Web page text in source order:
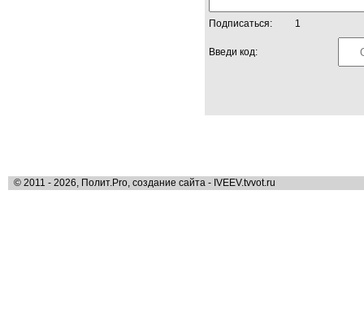
Подписаться: 1
Введи код:
© 2011 - 2026, Полит.Pro, создание сайта - IVEEV.tvvot.ru